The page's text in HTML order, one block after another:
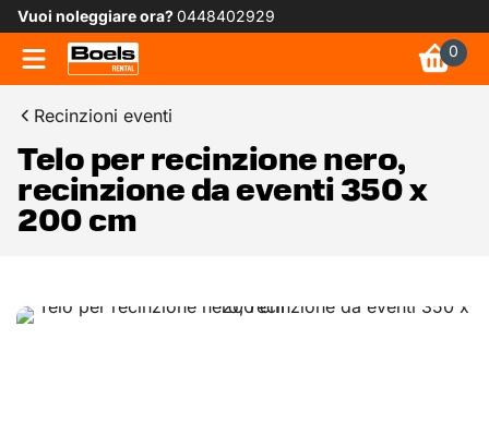
Vuoi noleggiare ora?0448402929
0
Recinzioni eventi
Telo per recinzione nero,
recinzione da eventi 350 x
200 cm